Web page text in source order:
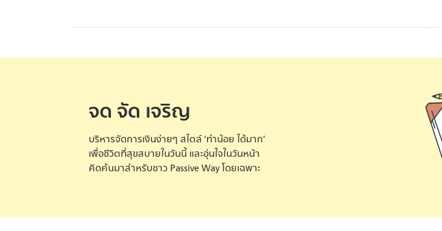
จด จัด เจริญ
บริหารจัดการเงินง่ายๆ สไตล์ ‘ทำน้อย ได้มาก’
เพื่อชีวิตที่สุขสบายในวันนี้ และอุ่นใจในวันหน้า
คิดค้นมาสำหรับชาว Passive Way โดยเฉพาะ